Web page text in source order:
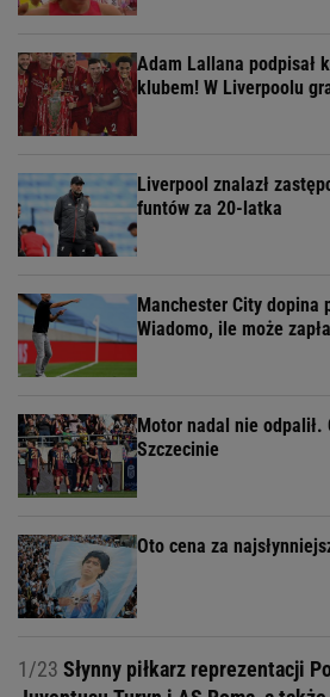
Adam Lallana podpisał
klubem! W Liverpoolu
Liverpool znalazł
funtów za 20-latka
Manchester City dopina
Wiadomo, ile może
Motor nadal nie odpalił.
Szczecinie
Oto cena za
1/23 Słynny piłkarz reprezentacji